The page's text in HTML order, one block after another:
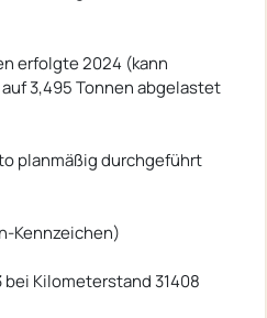
erfolgte 2024 (kann
3,495 Tonnen abgelastet
planmäßig durchgeführt
Kennzeichen)
Kilometerstand 31408